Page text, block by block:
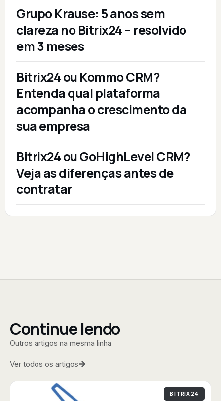
Grupo Krause: 5 anos sem
clareza no Bitrix24 – resolvido
em 3 meses
Bitrix24 ou Kommo CRM?
Entenda qual plataforma
acompanha o crescimento da
sua empresa
Bitrix24 ou GoHighLevel CRM?
Veja as diferenças antes de
contratar
Continue lendo
Outros artigos na mesma linha
Ver todos os artigos
BITRIX24